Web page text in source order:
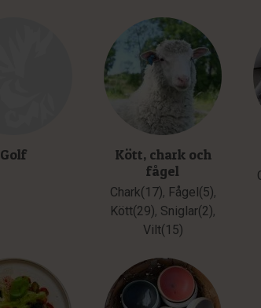
Golf
Kött, chark och
fågel
Chark(17), Fågel(5),
Kött(29), Sniglar(2),
Vilt(15)